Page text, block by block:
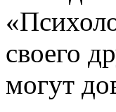
своего
могут